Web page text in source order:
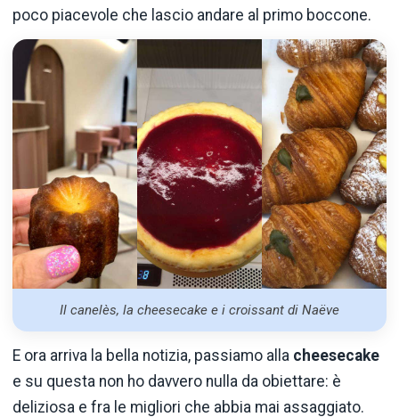
poco piacevole che lascio andare al primo boccone.
Il canelès, la cheesecake e i croissant di Naëve
E ora arriva la bella notizia, passiamo alla cheesecake
e su questa non ho davvero nulla da obiettare: è
deliziosa e fra le migliori che abbia mai assaggiato.